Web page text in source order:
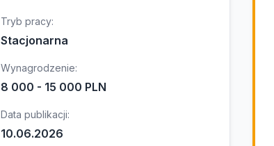
Tryb pracy:
Stacjonarna
Wynagrodzenie:
8 000 - 15 000 PLN
Data publikacji:
10.06.2026